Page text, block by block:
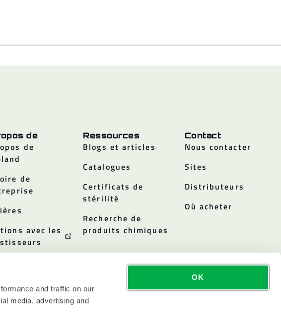
and traffic on our
media, advertising and
OK
de
de
de
avec les
Ressources
Blogs et articles
Catalogues
Certificats de
stérilité
Recherche de
produits chimiques
Contact
Nous contacter
Sites
Distributeurs
Où acheter